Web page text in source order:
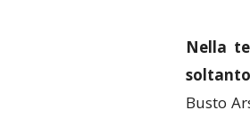
Nella
Busto